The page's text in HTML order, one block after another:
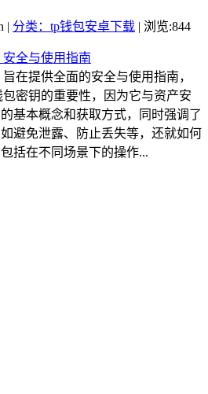
| 分类：tp钱包安卓下载 | 浏览:844
在提供全面的安全与使用指南，
密钥的重要性，因为它与资产安
基本概念和获取方式，同时强调了
避免泄露、防止丢失等，还就如何
括在不同场景下的操作...